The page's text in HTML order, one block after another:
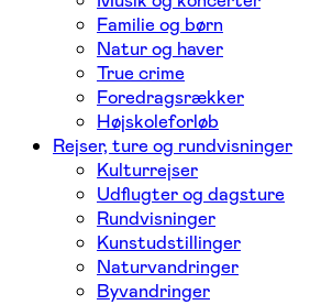
Familie og børn
Natur og haver
True crime
Foredragsrækker
Højskoleforløb
Rejser, ture og rundvisninger
Kulturrejser
Udflugter og dagsture
Rundvisninger
Kunstudstillinger
Naturvandringer
Byvandringer